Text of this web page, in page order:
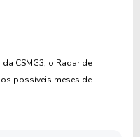
CSMG3, o Radar de
possíveis meses de